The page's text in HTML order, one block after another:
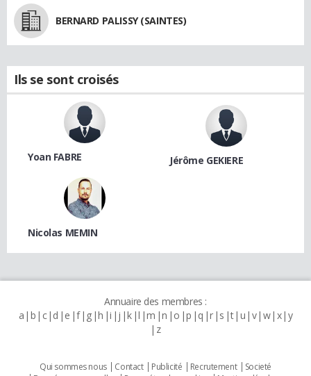
BERNARD PALISSY (SAINTES)
Ils se sont croisés
Yoan FABRE Jérôme GEKIERE
Nicolas MEMIN
Annuaire des membres :
a b c d e f g h i j k l m n o p q r s t u v w x y
z
Qui sommes nous Contact Publicité Recrutement
Societé